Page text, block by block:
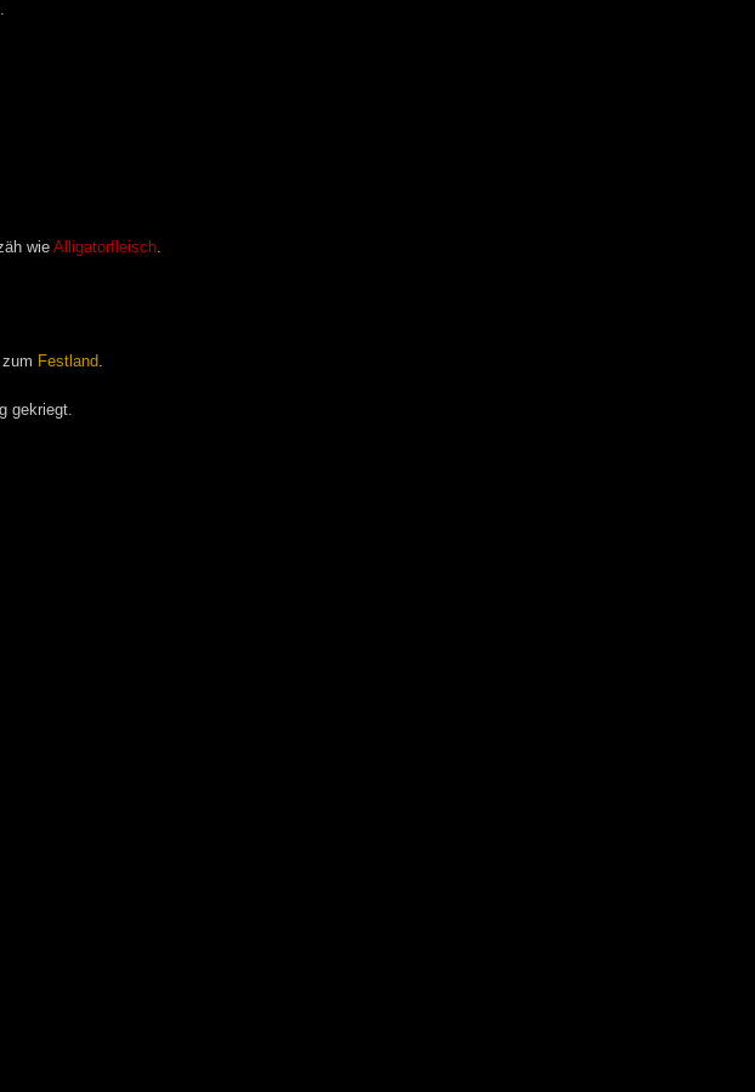
wieAlligatorfleisch
Festland
gekriegt.